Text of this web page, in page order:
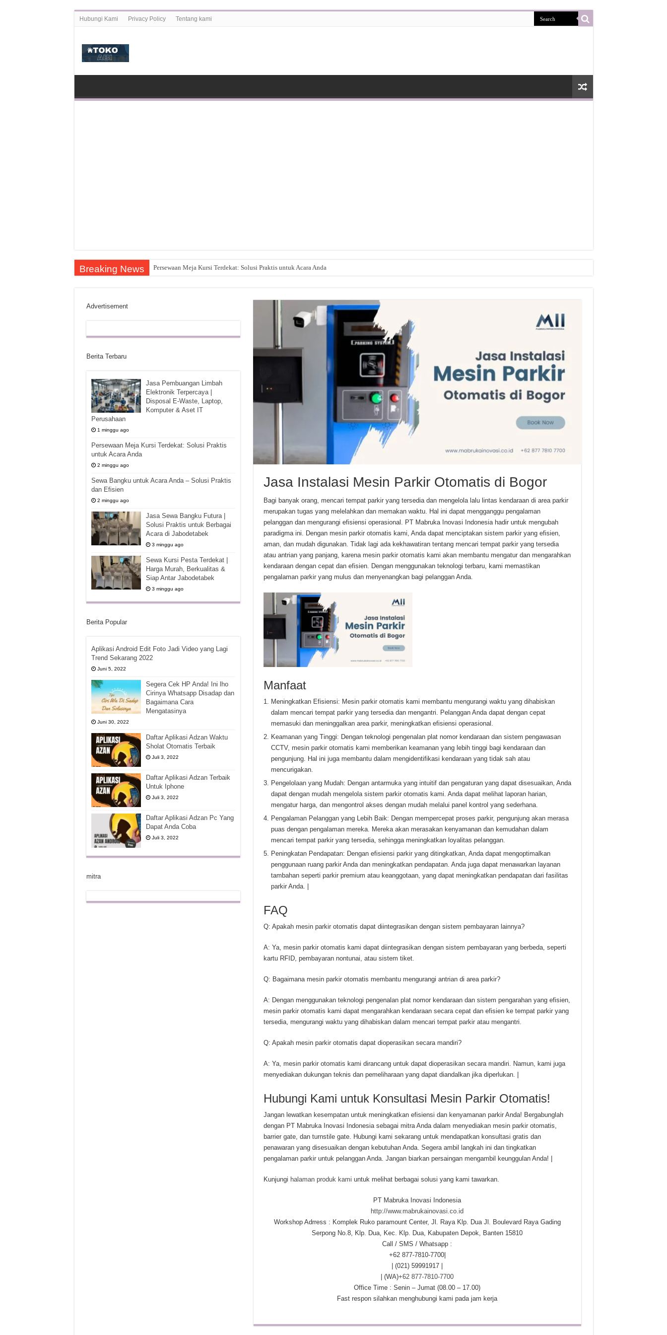
Hubungi Kami Privacy Policy Tentang kami
Breaking News Persewaan Meja Kursi Terdekat: Solusi Praktis untuk Acara Anda
Jasa Instalasi Mesin Parkir Otomatis di Bogor
Bagi banyak orang, mencari tempat parkir yang tersedia dan mengelola lalu lintas kendaraan di area parkir
merupakan tugas yang melelahkan dan memakan waktu. Hal ini dapat mengganggu pengalaman
pelanggan dan mengurangi efisiensi operasional. PT Mabruka Inovasi Indonesia hadir untuk mengubah
paradigma ini. Dengan mesin parkir otomatis kami, Anda dapat menciptakan sistem parkir yang efisien,
aman, dan mudah digunakan. Tidak lagi ada kekhawatiran tentang mencari tempat parkir yang tersedia
atau antrian yang panjang, karena mesin parkir otomatis kami akan membantu mengatur dan mengarahkan
kendaraan dengan cepat dan efisien. Dengan menggunakan teknologi terbaru, kami memastikan
pengalaman parkir yang mulus dan menyenangkan bagi pelanggan Anda.
Manfaat
Meningkatkan Efisiensi: Mesin parkir otomatis kami membantu mengurangi waktu yang dihabiskan
dalam mencari tempat parkir yang tersedia dan mengantri. Pelanggan Anda dapat dengan cepat
memasuki dan meninggalkan area parkir, meningkatkan efisiensi operasional.
Keamanan yang Tinggi: Dengan teknologi pengenalan plat nomor kendaraan dan sistem pengawasan
CCTV, mesin parkir otomatis kami memberikan keamanan yang lebih tinggi bagi kendaraan dan
pengunjung. Hal ini juga membantu dalam mengidentifikasi kendaraan yang tidak sah atau
mencurigakan.
Pengelolaan yang Mudah: Dengan antarmuka yang intuitif dan pengaturan yang dapat disesuaikan, Anda
dapat dengan mudah mengelola sistem parkir otomatis kami. Anda dapat melihat laporan harian,
mengatur harga, dan mengontrol akses dengan mudah melalui panel kontrol yang sederhana.
Pengalaman Pelanggan yang Lebih Baik: Dengan mempercepat proses parkir, pengunjung akan merasa
puas dengan pengalaman mereka. Mereka akan merasakan kenyamanan dan kemudahan dalam
mencari tempat parkir yang tersedia, sehingga meningkatkan loyalitas pelanggan.
Peningkatan Pendapatan: Dengan efisiensi parkir yang ditingkatkan, Anda dapat mengoptimalkan
penggunaan ruang parkir Anda dan meningkatkan pendapatan. Anda juga dapat menawarkan layanan
tambahan seperti parkir premium atau keanggotaan, yang dapat meningkatkan pendapatan dari fasilitas
parkir Anda. |
FAQ
Q: Apakah mesin parkir otomatis dapat diintegrasikan dengan sistem pembayaran lainnya?
A: Ya, mesin parkir otomatis kami dapat diintegrasikan dengan sistem pembayaran yang berbeda, seperti
kartu RFID, pembayaran nontunai, atau sistem tiket.
Q: Bagaimana mesin parkir otomatis membantu mengurangi antrian di area parkir?
A: Dengan menggunakan teknologi pengenalan plat nomor kendaraan dan sistem pengarahan yang efisien,
mesin parkir otomatis kami dapat mengarahkan kendaraan secara cepat dan efisien ke tempat parkir yang
tersedia, mengurangi waktu yang dihabiskan dalam mencari tempat parkir atau mengantri.
Q: Apakah mesin parkir otomatis dapat dioperasikan secara mandiri?
A: Ya, mesin parkir otomatis kami dirancang untuk dapat dioperasikan secara mandiri. Namun, kami juga
menyediakan dukungan teknis dan pemeliharaan yang dapat diandalkan jika diperlukan. |
Hubungi Kami untuk Konsultasi Mesin Parkir Otomatis!
Jangan lewatkan kesempatan untuk meningkatkan efisiensi dan kenyamanan parkir Anda! Bergabunglah
dengan PT Mabruka Inovasi Indonesia sebagai mitra Anda dalam menyediakan mesin parkir otomatis,
barrier gate, dan turnstile gate. Hubungi kami sekarang untuk mendapatkan konsultasi gratis dan
penawaran yang disesuaikan dengan kebutuhan Anda. Segera ambil langkah ini dan tingkatkan
pengalaman parkir untuk pelanggan Anda. Jangan biarkan persaingan mengambil keunggulan Anda! |
Kunjungi halaman produk kami untuk melihat berbagai solusi yang kami tawarkan.
PT Mabruka Inovasi Indonesia
http://www.mabrukainovasi.co.id
Workshop Adrress : Komplek Ruko paramount Center, Jl. Raya Klp. Dua Jl. Boulevard Raya Gading
Serpong No.8, Klp. Dua, Kec. Klp. Dua, Kabupaten Depok, Banten 15810
Call / SMS / Whatsapp :
+62 877-7810-7700|
| (021) 59991917 |
| (WA)+62 877-7810-7700
Office Time : Senin – Jumat (08.00 – 17.00)
Fast respon silahkan menghubungi kami pada jam kerja
Advertisement
Berita Terbaru
Jasa Pembuangan Limbah
Elektronik Terpercaya |
Disposal E-Waste, Laptop,
Komputer & Aset IT
Perusahaan
1 minggu ago
Persewaan Meja Kursi Terdekat: Solusi Praktis
untuk Acara Anda
2 minggu ago
Sewa Bangku untuk Acara Anda – Solusi Praktis
dan Efisien
2 minggu ago
Jasa Sewa Bangku Futura |
Solusi Praktis untuk Berbagai
Acara di Jabodetabek
3 minggu ago
Sewa Kursi Pesta Terdekat |
Harga Murah, Berkualitas &
Siap Antar Jabodetabek
3 minggu ago
Berita Popular
Aplikasi Android Edit Foto Jadi Video yang Lagi
Trend Sekarang 2022
Juni 5, 2022
Segera Cek HP Anda! Ini lho
Cirinya Whatsapp Disadap dan
Bagaimana Cara
Mengatasinya
Juni 30, 2022
Daftar Aplikasi Adzan Waktu
Sholat Otomatis Terbaik
Juli 3, 2022
Daftar Aplikasi Adzan Terbaik
Untuk Iphone
Juli 3, 2022
Daftar Aplikasi Adzan Pc Yang
Dapat Anda Coba
Juli 3, 2022
mitra